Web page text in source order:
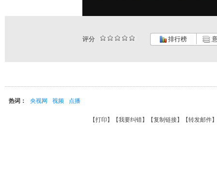
评分 排行榜
热词： 央视网 视频 点播
【打印 】【我要纠错】【复制链接】【转发邮件